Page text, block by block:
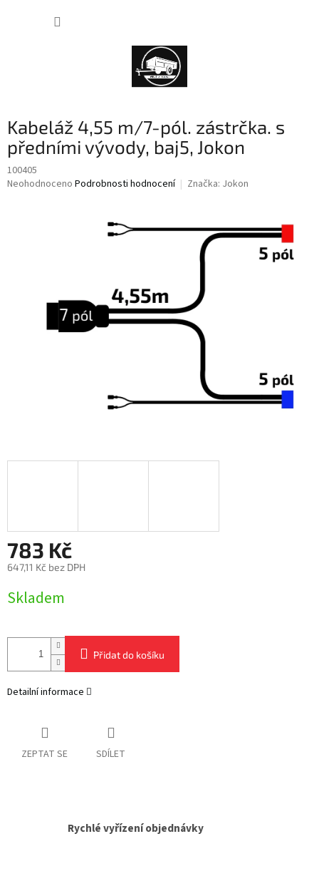
Kabeláž 4,55 m/7-pól. zástrčka. s
předními vývody, baj5, Jokon
100405
Průměrné
Neohodnoceno Podrobnosti hodnocení Značka: Jokon
783 Kč
647,11 Kč bez DPH
cena:
Skladem
Přidat do košíku
Detailní informace
ZEPTAT SE SDÍLET
Rychlé vyřízení objednávky